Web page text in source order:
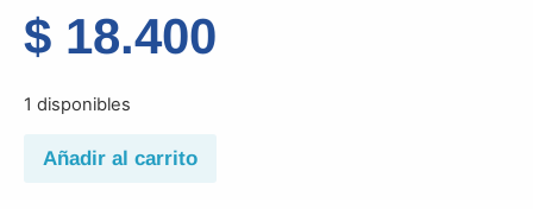
$ 18.400
1 disponibles
Añadir al carrito